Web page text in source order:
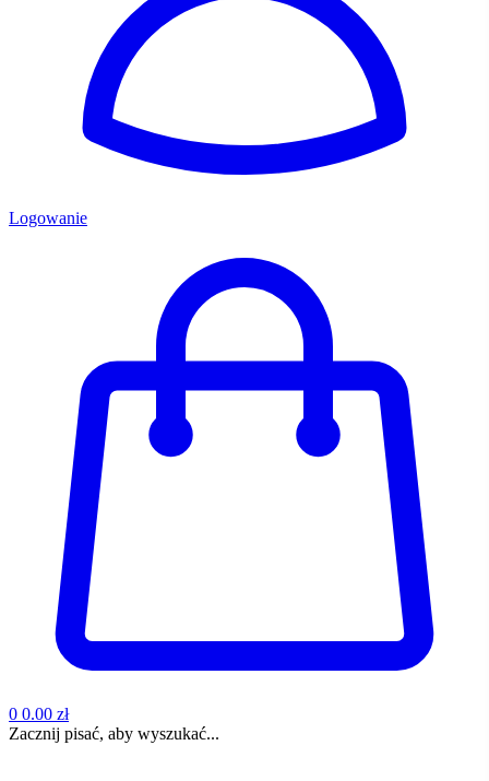
Logowanie
0 0.00 zł
Zacznij pisać, aby wyszukać...